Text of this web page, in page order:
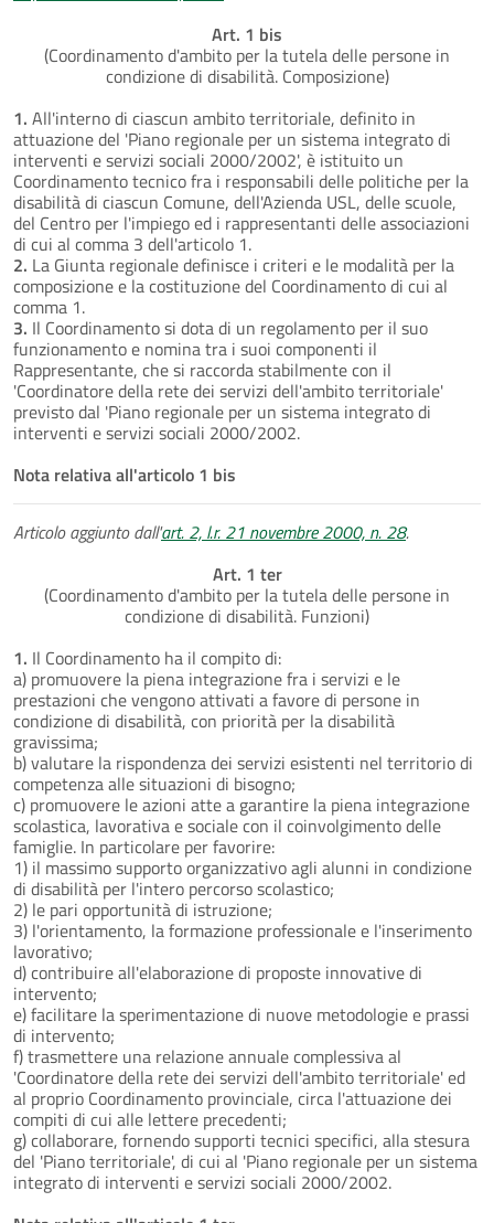
Art. 1 bis
(Coordinamento d'ambito per la tutela delle persone in
condizione di disabilità. Composizione)
1. All'interno di ciascun ambito territoriale, definito in
attuazione del 'Piano regionale per un sistema integrato di
interventi e servizi sociali 2000/2002', è istituito un
Coordinamento tecnico fra i responsabili delle politiche per la
disabilità di ciascun Comune, dell'Azienda USL, delle scuole,
del Centro per l'impiego ed i rappresentanti delle associazioni
di cui al comma 3 dell'articolo 1.
2. La Giunta regionale definisce i criteri e le modalità per la
composizione e la costituzione del Coordinamento di cui al
comma 1.
3. Il Coordinamento si dota di un regolamento per il suo
funzionamento e nomina tra i suoi componenti il
Rappresentante, che si raccorda stabilmente con il
'Coordinatore della rete dei servizi dell'ambito territoriale'
previsto dal 'Piano regionale per un sistema integrato di
interventi e servizi sociali 2000/2002.
Nota relativa all'articolo 1 bis
Articolo aggiunto dall'art. 2, l.r. 21 novembre 2000, n. 28.
Art. 1 ter
(Coordinamento d'ambito per la tutela delle persone in
condizione di disabilità. Funzioni)
1. Il Coordinamento ha il compito di:
a) promuovere la piena integrazione fra i servizi e le
prestazioni che vengono attivati a favore di persone in
condizione di disabilità, con priorità per la disabilità
gravissima;
b) valutare la rispondenza dei servizi esistenti nel territorio di
competenza alle situazioni di bisogno;
c) promuovere le azioni atte a garantire la piena integrazione
scolastica, lavorativa e sociale con il coinvolgimento delle
famiglie. In particolare per favorire:
1) il massimo supporto organizzativo agli alunni in condizione
di disabilità per l'intero percorso scolastico;
2) le pari opportunità di istruzione;
3) l'orientamento, la formazione professionale e l'inserimento
lavorativo;
d) contribuire all'elaborazione di proposte innovative di
intervento;
e) facilitare la sperimentazione di nuove metodologie e prassi
di intervento;
f) trasmettere una relazione annuale complessiva al
'Coordinatore della rete dei servizi dell'ambito territoriale' ed
al proprio Coordinamento provinciale, circa l'attuazione dei
compiti di cui alle lettere precedenti;
g) collaborare, fornendo supporti tecnici specifici, alla stesura
del 'Piano territoriale', di cui al 'Piano regionale per un sistema
integrato di interventi e servizi sociali 2000/2002.